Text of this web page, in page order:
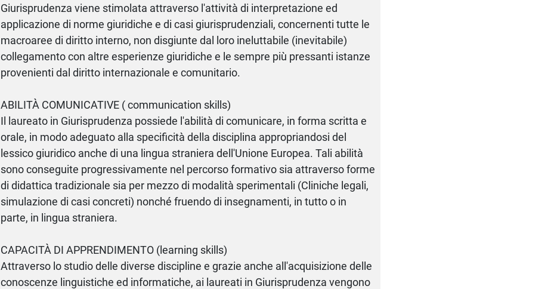
Giurisprudenza viene stimolata attraverso l'attività di interpretazione ed
applicazione di norme giuridiche e di casi giurisprudenziali, concernenti tutte le
macroaree di diritto interno, non disgiunte dal loro ineluttabile (inevitabile)
collegamento con altre esperienze giuridiche e le sempre più pressanti istanze
provenienti dal diritto internazionale e comunitario.
ABILITÀ COMUNICATIVE ( communication skills)
Il laureato in Giurisprudenza possiede l'abilità di comunicare, in forma scritta e
orale, in modo adeguato alla specificità della disciplina appropriandosi del
lessico giuridico anche di una lingua straniera dell'Unione Europea. Tali abilità
sono conseguite progressivamente nel percorso formativo sia attraverso forme
di didattica tradizionale sia per mezzo di modalità sperimentali (Cliniche legali,
simulazione di casi concreti) nonché fruendo di insegnamenti, in tutto o in
parte, in lingua straniera.
CAPACITÀ DI APPRENDIMENTO (learning skills)
Attraverso lo studio delle diverse discipline e grazie anche all'acquisizione delle
conoscenze linguistiche ed informatiche, ai laureati in Giurisprudenza vengono